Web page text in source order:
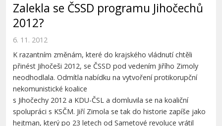
Zalekla se ČSSD programu Jihočechů
2012?
6. 11. 2012
K razantním změnám, které do krajského vládnutí chtěli
přinést Jihočeši 2012, se ČSSD pod vedením Jiřího Zimoly
neodhodlala. Odmítla nabídku na vytvoření protikorupční
nekomunistické koalice
s Jihočechy 2012 a KDU-ČSL a domluvila se na koaliční
spolupráci s KSČM. Jiří Zimola se tak do historie zapíše jako
hejtman, který po 23 letech od Sametové revoluce vrátil